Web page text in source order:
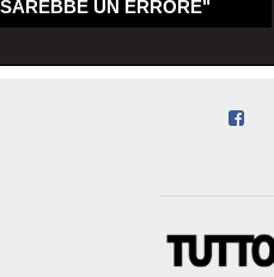
SAREBBE UN ERRORE"